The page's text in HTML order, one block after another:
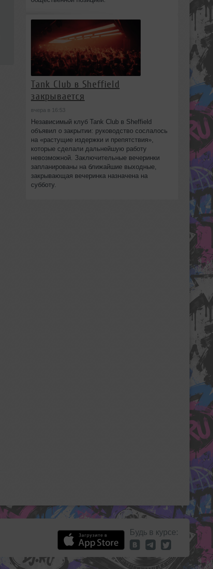
Tank Club в Sheffield
закрывается
вчера в 16:53
Независимый клуб Tank Club в Sheffield
объявил о закрытии: руководство сослалось
на «растущие издержки и препятствия»,
которые сделали дальнейшую работу
невозможной. Заключительные вечеринки
запланированы на ближайшие выходные,
закрывающая вечеринка назначена на
субботу.
Будь в курсе: